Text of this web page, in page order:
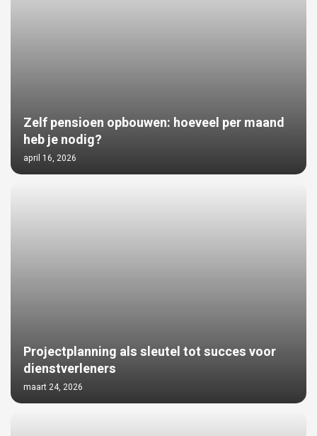
Zelf pensioen opbouwen: hoeveel per maand
heb je nodig?
april 16, 2026
Projectplanning als sleutel tot succes voor
dienstverleners
maart 24, 2026